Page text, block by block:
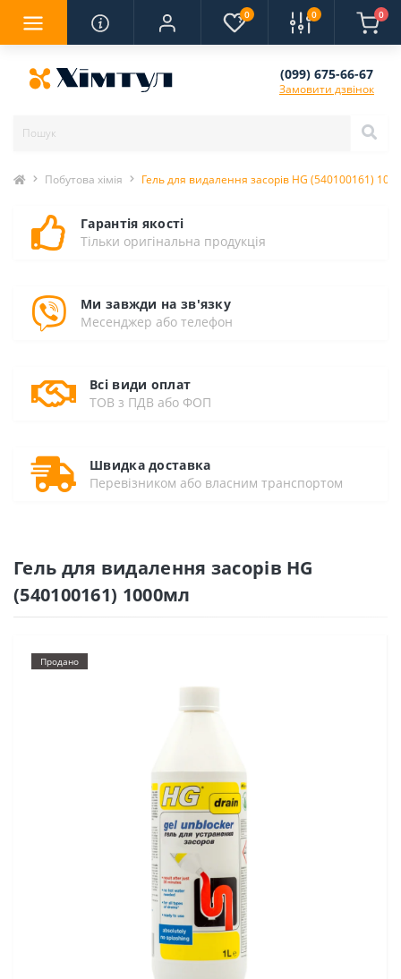
0 0 0
(099) 675-66-67
Замовити дзвінок
Побутова хімія Гель для видалення засорів HG (540100161)
Гарантія якості
Тільки оригінальна продукція
Ми завжди на зв'язку
Месенджер або телефон
Всі види оплат
ТОВ з ПДВ або ФОП
Швидка доставка
Перевізником або власним транспортом
Гель для видалення засорів HG
(540100161) 1000мл
Продано